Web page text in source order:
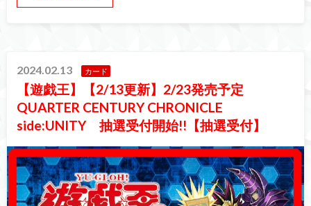
2024.02.13 カード
【遊戯王】【2/13更新】2/23発売予定
QUARTER CENTURY CHRONICLE
side:UNITY 抽選受付開始!!【抽選受付】